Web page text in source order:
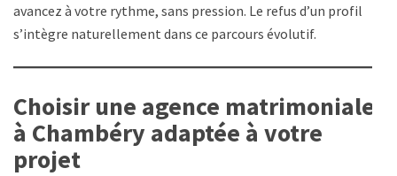
avancez à votre rythme, sans pression. Le refus d’un profil
s’intègre naturellement dans ce parcours évolutif.
Choisir une agence matrimoniale
à Chambéry adaptée à votre
projet